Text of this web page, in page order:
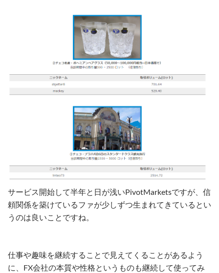
サービス開始して半年と日が浅いPivotMarketsですが、信
頼関係を築けているファが少しずつ生まれてきているとい
うのは良いことですね。
仕事や趣味を継続することで見えてくることがあるよう
に、FX会社の本質や性格というものも継続して使ってみ